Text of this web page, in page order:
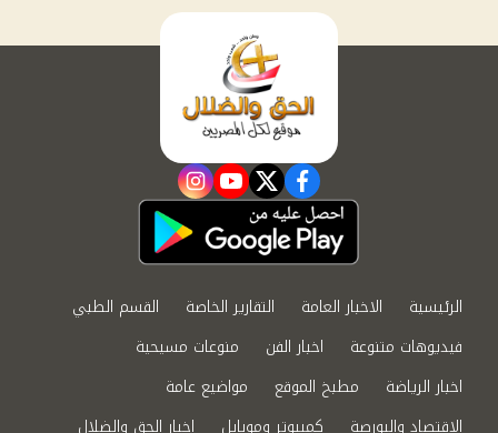
facebook
twitter
youtube
instagram
الرئيسية الاخبار العامة التقارير الخاصة
القسم الطبي
فيديوهات متنوعة
اخبار الفن
منوعات مسيحية
اخبار الرياضة
مطبخ الموقع
مواضيع عامة